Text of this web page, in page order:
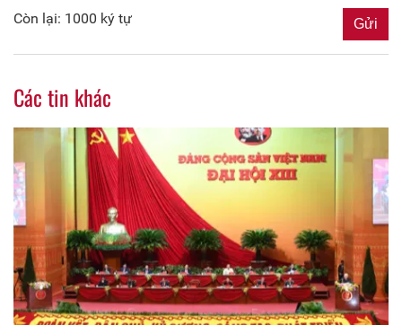
Còn lại: 1000 ký tự
Các tin khác